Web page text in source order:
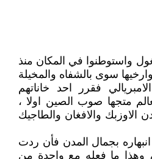
واستوطنوا في المكان منذ
سوى بالشفاه والمخيلة
فقرر احد خاناتهم
متجها صوب الصين اولا ،
الاوزبك والافغان والطاجيك
بجمال المدن فأن ردت
وهذا ما فعله مع واحدة من